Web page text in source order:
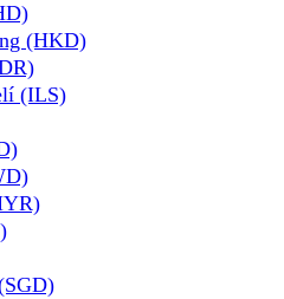
(HKD)
(ILS)